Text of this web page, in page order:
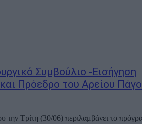
Συμβούλιο -Εισήγηση
Πρόεδρο του Αρείου
την Τρίτη (30/06) περιλαμβάνει το